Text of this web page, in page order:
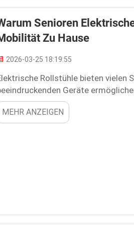
Senioren
Zu Hause
2026-03-25 18:19:55
Rollstühle bieten vielen
Geräte
zu bewegen, ohne auf
sich durch … von ihrem Rollstuhl
MEHR ANZEIGEN